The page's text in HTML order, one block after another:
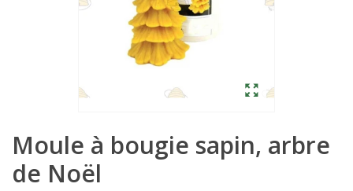
Moule à bougie sapin, arbre
de Noël